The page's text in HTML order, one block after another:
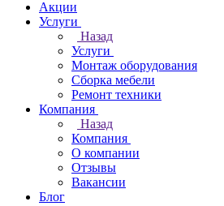
Акции
Услуги
Назад
Услуги
Монтаж оборудования
Сборка мебели
Ремонт техники
Компания
Назад
Компания
О компании
Отзывы
Вакансии
Блог